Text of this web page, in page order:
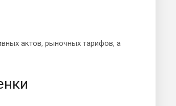
актов, рыночных тарифов, а